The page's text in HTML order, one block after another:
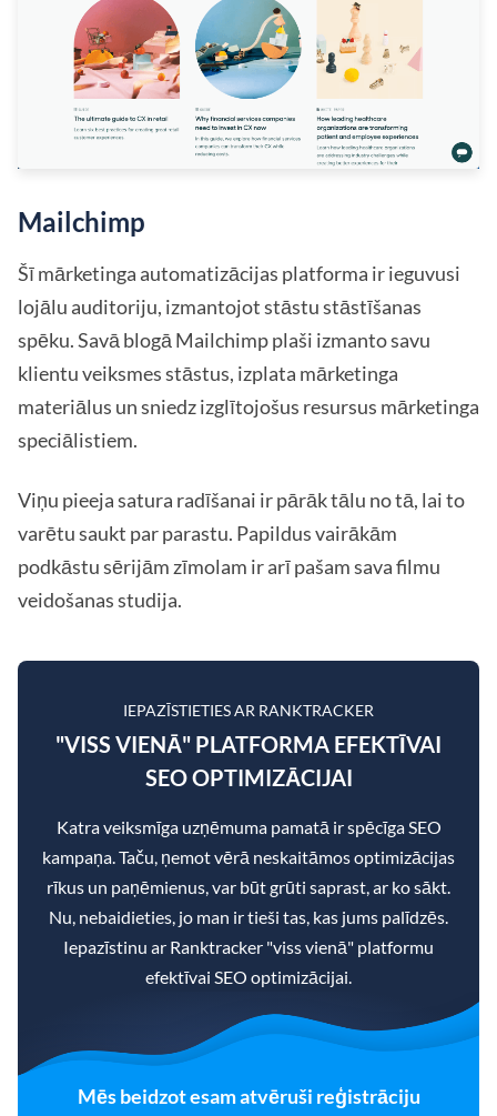
Mailchimp
Šī mārketinga automatizācijas platforma ir ieguvusi
lojālu auditoriju, izmantojot stāstu stāstīšanas
spēku. Savā blogā Mailchimp plaši izmanto savu
klientu veiksmes stāstus, izplata mārketinga
materiālus un sniedz izglītojošus resursus mārketinga
speciālistiem.
Viņu pieeja satura radīšanai ir pārāk tālu no tā, lai to
varētu saukt par parastu. Papildus vairākām
podkāstu sērijām zīmolam ir arī pašam sava filmu
veidošanas studija.
IEPAZĪSTIETIES AR RANKTRACKER
"VISS VIENĀ" PLATFORMA EFEKTĪVAI
SEO OPTIMIZĀCIJAI
Katra veiksmīga uzņēmuma pamatā ir spēcīga SEO
kampaņa. Taču, ņemot vērā neskaitāmos optimizācijas
rīkus un paņēmienus, var būt grūti saprast, ar ko sākt.
Nu, nebaidieties, jo man ir tieši tas, kas jums palīdzēs.
Iepazīstinu ar Ranktracker "viss vienā" platformu
efektīvai SEO optimizācijai.
Mēs beidzot esam atvēruši reģistrāciju